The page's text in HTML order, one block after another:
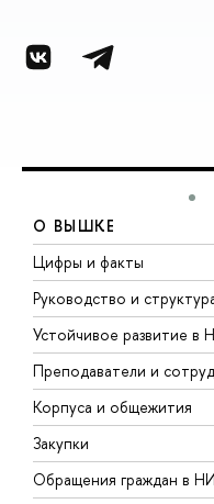
О ВЫШКЕ
Цифры и факты
Руководство и
Устойчивое развитие
Преподаватели и
Корпуса и общежития
Закупки
Обращения граждан в